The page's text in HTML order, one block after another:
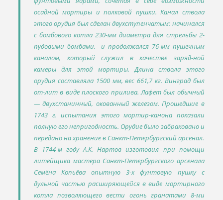
осадной мортиры и полковой пушки. Канал ствола
этого орудия был сделан двухступенчатым: начинался
с бомбового котла 230-мм диаметра для стрельбы 2-
пудовыми бомбами, и продолжался 76-мм пушечным
каналом, который служил в качестве заряд-ной
камеры для этой мортиры. Длина ствола этого
орудия составляла 1500 мм, вес 661,7 кг. Винград был
от-лит в виде плоского прилива. Лафет был обычный
— двухстанинный, окованный железом. Прошедшие в
1743 г. испытания этого мортир-канона показали
полную его непригодность. Орудие было забраковано и
передано на хранение в Санкт-Петербургский арсенал.
В 1744-м году А.К. Нартов изготовил при помощи
литейщика мастера Санкт-Петербургского арсенала
Семёна Копьёва опытную 3-х фунтовую пушку с
дульной частью расширяющейся в виде мортирного
котла позволяющего вести огонь гранатами 8-ми